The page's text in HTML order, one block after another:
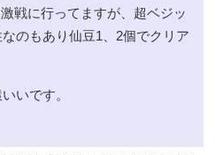
戦に行ってますが、超ベジッ
のもあり仙豆1、2個でクリア
いです。